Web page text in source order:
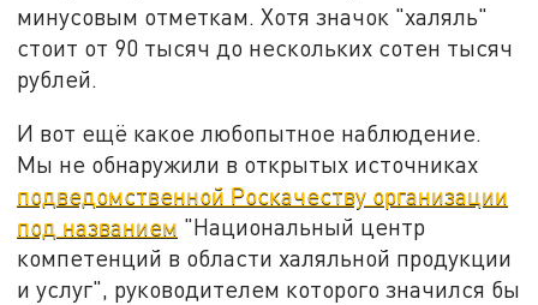
минусовым отметкам. Хотя значок "халяль"
стоит от 90 тысяч до нескольких сотен тысяч
рублей.
И вот ещё какое любопытное наблюдение.
Мы не обнаружили в открытых источниках
подведомственной Роскачеству организации
под названием "Национальный центр
компетенций в области халяльной продукции
и услуг", руководителем которого значился бы